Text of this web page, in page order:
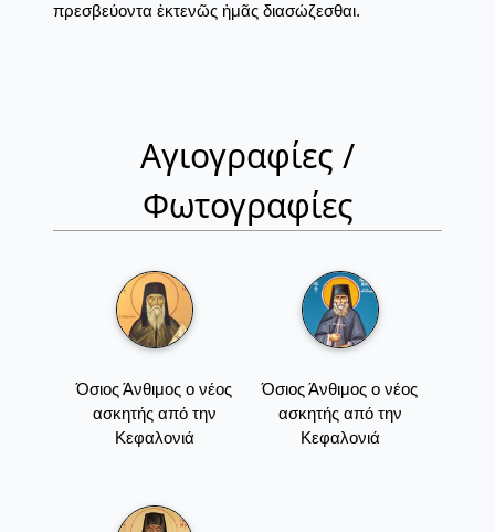
πρεσβεύοντα ἐκτενῶς ἠμᾶς διασώζεσθαι.
Αγιογραφίες /
Φωτογραφίες
Όσιος Άνθιμος ο νέος
ασκητής από την
Κεφαλονιά
Όσιος Άνθιμος ο νέος
ασκητής από την
Κεφαλονιά